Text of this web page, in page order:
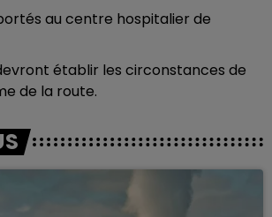
au centre hospitalier de
établir les circonstances de
de la route.